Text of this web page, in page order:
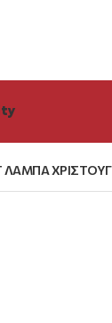
ΛΑΜΠΑ